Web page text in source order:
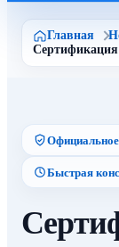
Главная
Сертификация
Быстрая